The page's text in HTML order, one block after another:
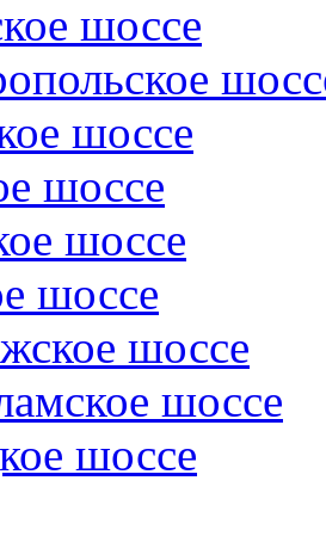
шоссе
шоссе
шоссе
шоссе
шоссе
шоссе
шоссе
шоссе